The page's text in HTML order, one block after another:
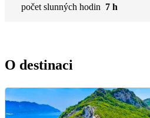
počet slunných hodin 7 h
O destinaci